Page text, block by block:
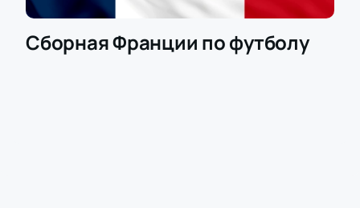
Сборная Франции по футболу